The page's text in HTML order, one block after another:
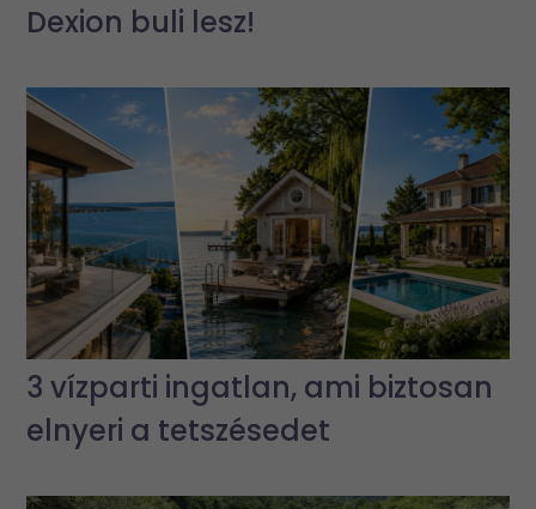
Dexion buli lesz!
3 vízparti ingatlan, ami biztosan
elnyeri a tetszésedet